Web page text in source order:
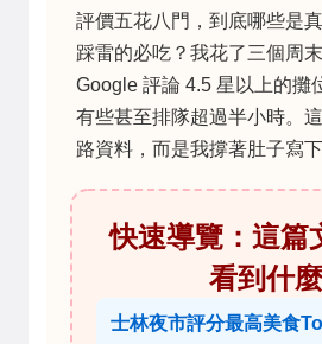
評價五花八門，到底哪些是
踩雷的必吃？我花了三個周
Google 評論 4.5 星以上的攤
有些甚至排隊超過半小時。
路資料，而是我撐著肚子寫
快速導覽：這篇
看到什麼
士林夜市評分最高美食